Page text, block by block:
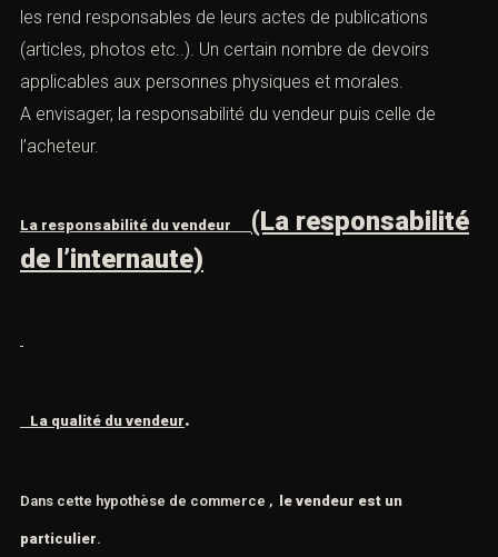
les rend responsables de leurs actes de publications
(articles, photos etc..). Un certain nombre de devoirs
applicables aux personnes physiques et morales.
A envisager, la responsabilité du vendeur puis celle de
l’acheteur.
La responsabilité du vendeur (La responsabilité
de l’internaute)
La qualité du vendeur.
Dans cette hypothèse de commerce , le vendeur est un
particulier.